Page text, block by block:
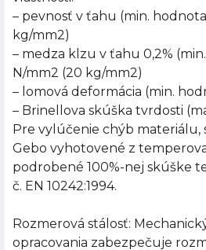
– pevnosť v ťahu (min.
kg/mm2)
– medza klzu v ťahu 0,2%
N/mm2 (20 kg/mm2)
– lomová deformácia (min.
– Brinellova skúška tvrdosti
Pre vylúčenie chýb
Gebo vyhotovené z
podrobené 100%-nej skúške
č. EN 10242:1994.
Rozmerová stálosť:
opracovania zabezpečuje